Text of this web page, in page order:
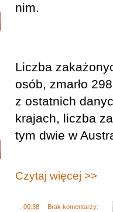
nim.
Liczba
osób, zmarło
z ostatnich
krajach, liczba
tym dwie w
Czytaj więcej >>
00:38 Brak komentarzy: